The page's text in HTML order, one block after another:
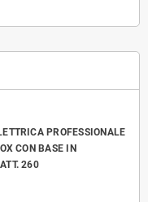
PROFESSIONALE
CON BASE IN
260